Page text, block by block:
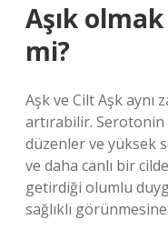
Aşık
mi?
Aşk ve Cilt Aşk
artırabilir.
düzenler ve yüksek
ve daha canlı bir
getirdiği olumlu
sağlıklı